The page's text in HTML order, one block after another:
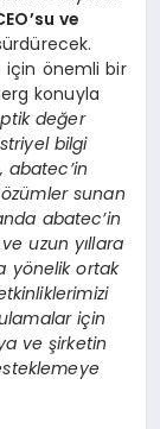
ve
için önemli bir
konuyla
değer
bilgi
sunan
abatec’in
uzun yıllara
yönelik ortak
için
ve şirketin